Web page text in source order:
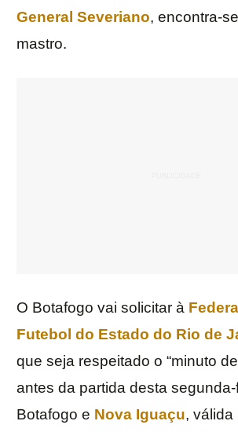
General Severiano, encontra-
mastro.
O Botafogo vai solicitar à
Futebol do Estado do Rio de
que seja respeitado o “minuto
antes da partida desta
Botafogo e Nova Iguaçu, válida